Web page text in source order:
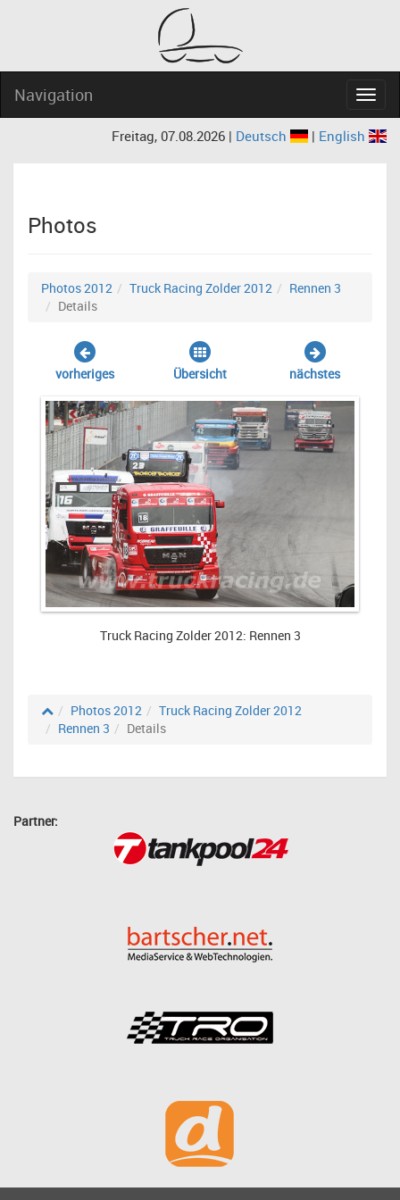
Navigation
Freitag, 07.08.2026 | Deutsch | English
Photos
Photos 2012 Truck Racing Zolder 2012
Rennen 3
Details
vorheriges Übersicht nächstes
Truck Racing Zolder 2012: Rennen 3
Photos 2012
Truck Racing Zolder 2012
Rennen 3
Details
Partner: